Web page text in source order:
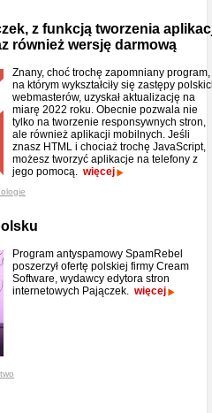
z funkcją tworzenia
również wersję darmową
Znany, choć trochę zapomniany program,
na którym wykształciły się zastępy
webmasterów, uzyskał aktualizację na
miarę 2022 roku. Obecnie pozwala nie
tylko na tworzenie responsywnych stron,
ale również aplikacji mobilnych. Jeśli
znasz HTML i chociaż trochę JavaScript,
możesz tworzyć aplikacje na telefony z
jego pomocą. więcej
Program antyspamowy SpamRebel
poszerzył ofertę polskiej firmy Cream
Software, wydawcy edytora stron
internetowych Pajączek. więcej